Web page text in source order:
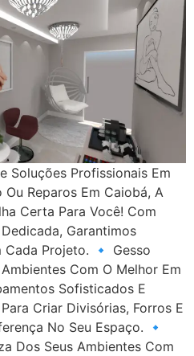
Soluções Profissionais Em
Reparos Em Caiobá, A
Certa Para Você! Com
Garantimos
Cada Projeto. 🔹 Gesso
Com O Melhor Em
Sofisticados E
Criar Divisórias, Forros E
No Seu Espaço. 🔹
Dos Seus Ambientes Com